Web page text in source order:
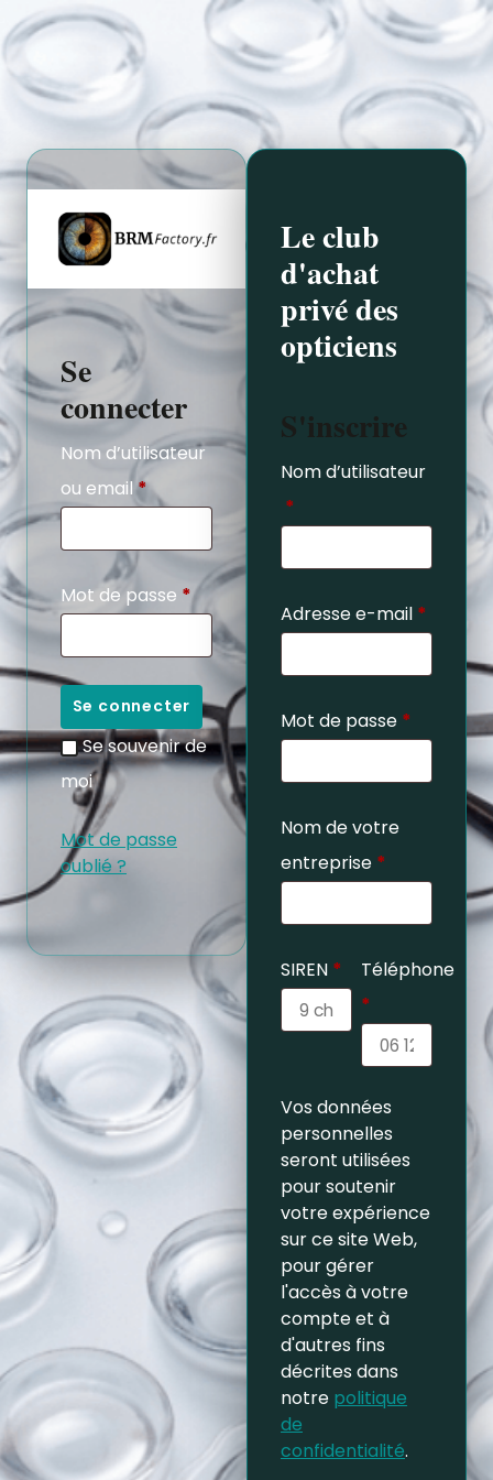
Se
connecter
Nom d’utilisateur
ou email*
Mot de passe *
Se connecter
Se souvenir de
moi
Mot de passe
oublié ?
Le club
d'achat
privé des
opticiens
S'inscrire
Nom d’utilisateur
*
Adresse e-mail *
Mot de passe *
Nom de votre
entreprise *
SIREN *
Téléphone
*
Vos données
personnelles
seront utilisées
pour soutenir
votre expérience
sur ce site Web,
pour gérer
l'accès à votre
compte et à
d'autres fins
décrites dans
notre politique
de
confidentialité.